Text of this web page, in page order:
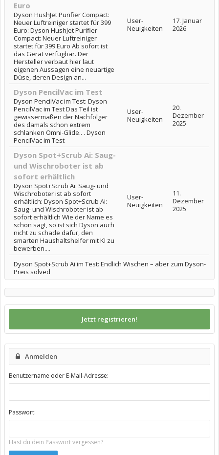
Euro
Dyson HushJet Purifier Compact:
Neuer Luftreiniger startet für 399
Euro: Dyson HushJet Purifier
Compact: Neuer Luftreiniger
startet für 399 Euro Ab sofort ist
das Gerät verfügbar. Der
Hersteller verbaut hier laut
eigenen Aussagen eine neuartige
Düse, deren Design an...
User-
Neuigkeiten
17. Januar
2026
Dyson PencilVac im Test
Dyson PencilVac im Test: Dyson
PencilVac im Test Das Teil ist
gewissermaßen der Nachfolger
des damals schon extrem
schlanken Omni-Glide.. . Dyson
PencilVac im Test
User-
Neuigkeiten
20.
Dezember
2025
Dyson Spot+Scrub Ai: Saug-
und Wischroboter ist ab
sofort erhältlich
Dyson Spot+Scrub Ai: Saug- und
Wischroboter ist ab sofort
erhältlich: Dyson Spot+Scrub Ai:
Saug- und Wischroboter ist ab
sofort erhältlich Wie der Name es
schon sagt, so ist sich Dyson auch
nicht zu schade dafür, den
smarten Haushaltshelfer mit KI zu
bewerben....
User-
Neuigkeiten
11.
Dezember
2025
Dyson Spot+Scrub Ai im Test: Endlich Wischen – aber zum Dyson-
Preis solved
Jetzt registrieren!
Anmelden
Benutzername oder E-Mail-Adresse:
Passwort:
Hast du dein Passwort vergessen?